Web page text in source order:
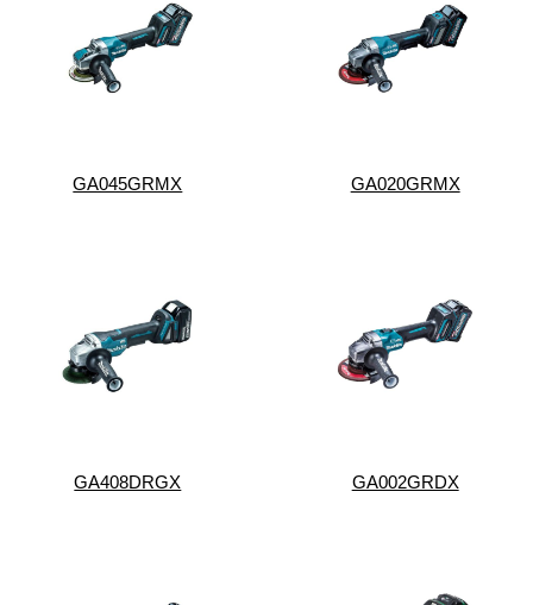
GA045GRMX GA020GRMX
GA408DRGX GA002GRDX